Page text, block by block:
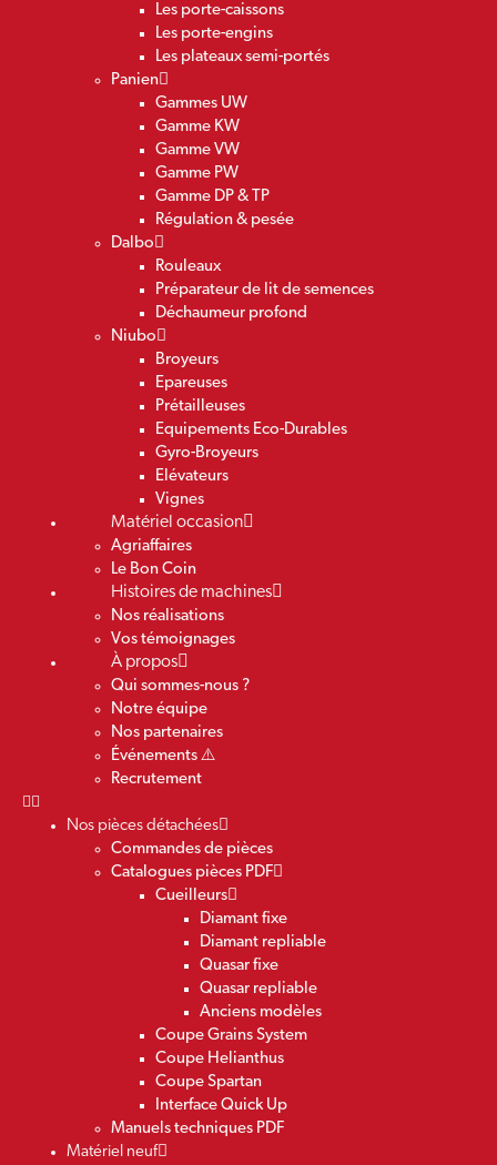
Les porte-caissons
Les porte-engins
Les plateaux semi-portés
Panien
Gammes UW
Gamme KW
Gamme VW
Gamme PW
Gamme DP & TP
Régulation & pesée
Dalbo
Rouleaux
Préparateur de lit de semences
Déchaumeur profond
Niubo
Broyeurs
Epareuses
Prétailleuses
Equipements Eco-Durables
Gyro-Broyeurs
Elévateurs
Vignes
Matériel occasion
Agriaffaires
Le Bon Coin
Histoires de machines
Nos réalisations
Vos témoignages
À propos
Qui sommes-nous ?
Notre équipe
Nos partenaires
Événements ⚠️
Recrutement
Nos pièces détachées
Commandes de pièces
Catalogues pièces PDF
Cueilleurs
Diamant fixe
Diamant repliable
Quasar fixe
Quasar repliable
Anciens modèles
Coupe Grains System
Coupe Helianthus
Coupe Spartan
Interface Quick Up
Manuels techniques PDF
Matériel neuf